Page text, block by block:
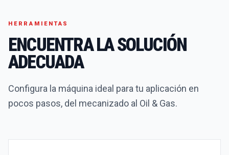
HERRAMIENTAS
ENCUENTRA LA SOLUCIÓN
ADECUADA
Configura la máquina ideal para tu aplicación en
pocos pasos, del mecanizado al Oil & Gas.